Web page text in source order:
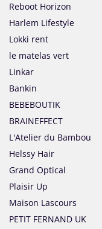
Reboot Horizon
Harlem Lifestyle
Lokki rent
le matelas vert
Linkar
Bankin
BEBEBOUTIK
BRAINEFFECT
L'Atelier du Bambou
Helssy Hair
Grand Optical
Plaisir Up
Maison Lascours
PETIT FERNAND UK